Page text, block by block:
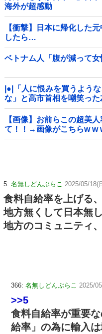
海外が超感動
【衝撃】日本に帰化した
したら…
ベトナム人「腹が減って女
|●|「人に恨みを買うよう
な」と高市首相を嘲笑っ
ケチを付けるも……
【画像】お前らこの超美
て！！→画像がこちらw w
5: 名無しどんぶらこ 2025/05/18(
食料自給率を上げる
地方無くして日本無し
地方のコミュニティ
366: 名無しどんぶらこ 2025/
>>5
食料自給率が重要
給率」の為に輸入